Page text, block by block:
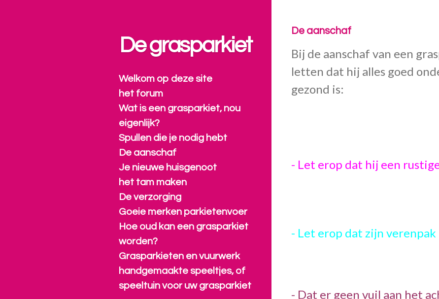
De aanschaf
Bij de aanschaf van een
letten dat hij alles goed
gezond is:
- Let erop dat hij een
- Let erop dat zijn verenpak
- Dat er geen vuil aan het
De grasparkiet
Welkom op deze site
het forum
Wat is een grasparkiet, nou
eigenlijk?
Spullen die je nodig hebt
De aanschaf
Je nieuwe huisgenoot
het tam maken
De verzorging
Goeie merken parkietenvoer
Hoe oud kan een grasparkiet
worden?
Grasparkieten en vuurwerk
handgemaakte speeltjes, of
speeltuin voor uw grasparkiet